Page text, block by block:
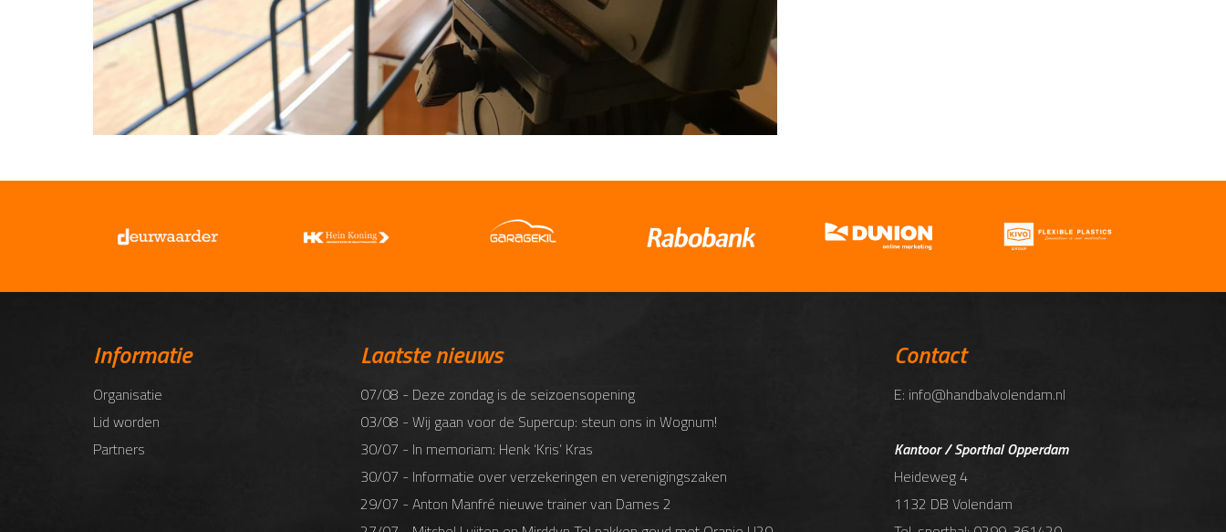
Informatie
Organisatie
Lid worden
Partners
Laatste nieuws
07/08 - Deze zondag is de seizoensopening
03/08 - Wij gaan voor de Supercup: steun ons in Wognum!
30/07 - In memoriam: Henk ‘Kris’ Kras
30/07 - Informatie over verzekeringen en verenigingszaken
29/07 - Anton Manfré nieuwe trainer van Dames 2
Contact
E: info@handbalvolendam.nl
Kantoor / Sporthal Opperdam
Heideweg 4
1132 DB Volendam